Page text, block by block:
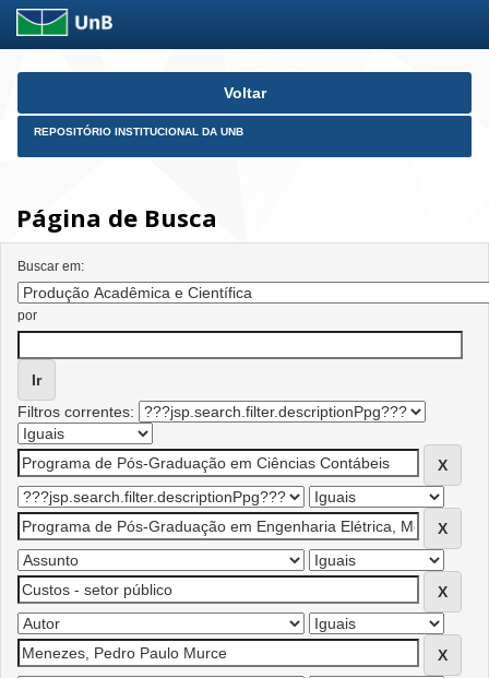
Skip
Voltar
REPOSITÓRIO INSTITUCIONAL DA UNB
Página de Busca
Buscar em:
por
Filtros correntes: